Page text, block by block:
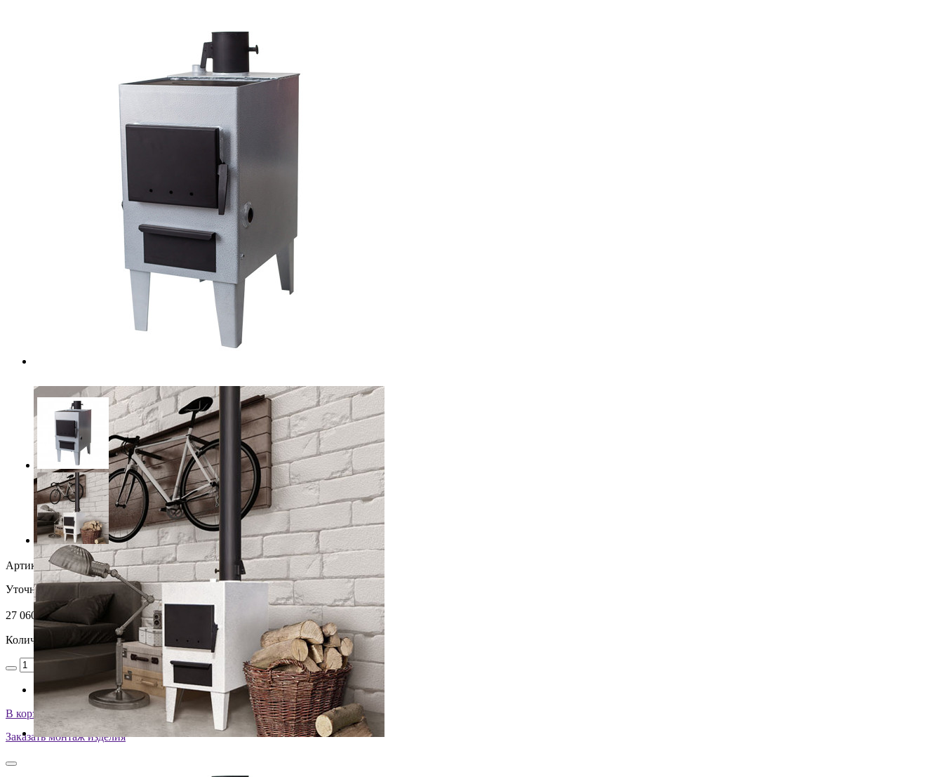
Артикул:6675
Уточняйте у менеджера
27 060 ₽
Количество
В корзину
Заказать монтаж изделия